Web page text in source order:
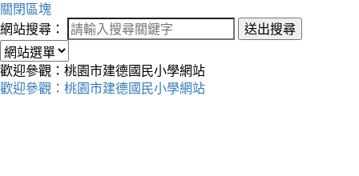
關閉區塊
網站搜尋：
送出搜尋
歡迎參觀：桃園市建德國民小學網站
歡迎參觀：桃園市建德國民小學網站